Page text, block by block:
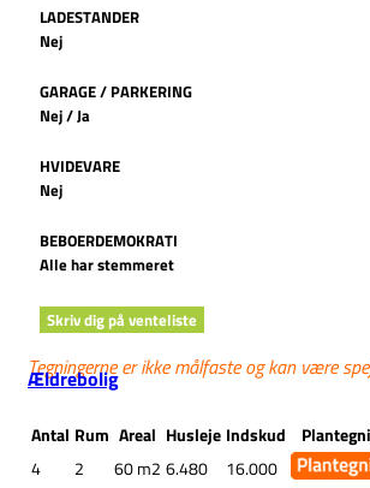
LADESTANDER
Nej
GARAGE / PARKERING
Nej / Ja
HVIDEVARE
Nej
BEBOERDEMOKRATI
Alle har stemmeret
Skriv dig på venteliste
Tegningerne er ikke målfaste og kan være
Ældrebolig
Antal Rum Areal Husleje Indskud
4
2 60 m2 6.480 16.000